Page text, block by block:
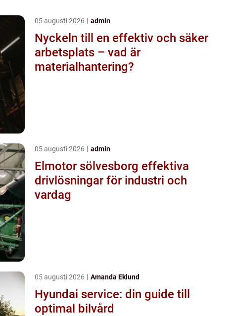
05 augusti 2026 admin
Nyckeln till en effektiv och säker
arbetsplats – vad är
materialhantering?
05 augusti 2026 admin
Elmotor sölvesborg effektiva
drivlösningar för industri och
vardag
05 augusti 2026 Amanda Eklund
Hyundai service: din guide till
optimal bilvård